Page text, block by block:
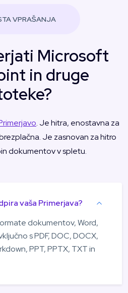
VPRAŠANJA
Microsoft
in druge
. Je hitra, enostavna za
Je zasnovan za hitro
dokumentov v spletu.
vaša Primerjava?
dokumentov, Word,
s PDF, DOC, DOCX,
PPT, PPTX, TXT in